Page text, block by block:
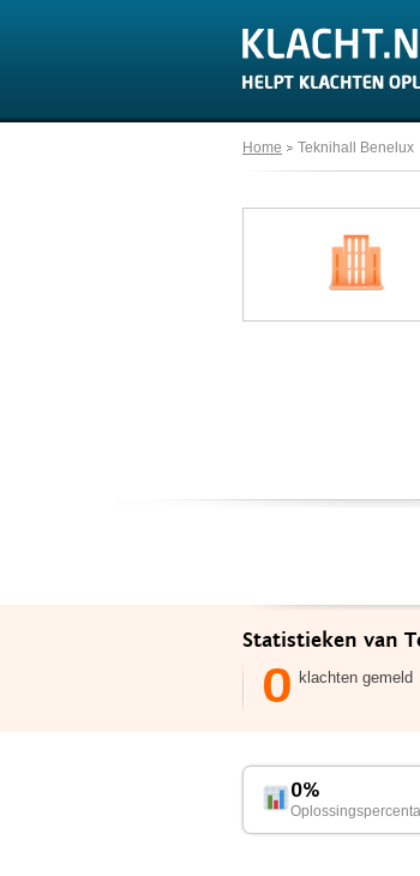
Home Teknihall Benelux
Statistieken van
0 klachten gemeld
0%